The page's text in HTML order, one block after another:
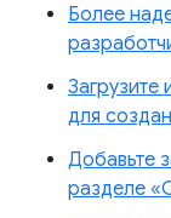
Более
для
Добавьте
разделе